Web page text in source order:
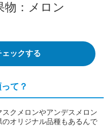
物：メロン
ェックする
て？
クメロンやアンデスメロン
オリジナル品種もあるんで